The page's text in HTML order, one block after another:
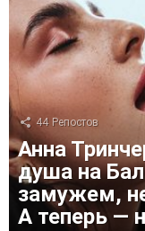
44 Репостов
Анна
душа на
замужем,
А теперь —